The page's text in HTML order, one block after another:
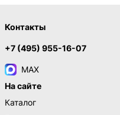
Контакты
+7 (495) 955-16-07
MAX
На сайте
Каталог